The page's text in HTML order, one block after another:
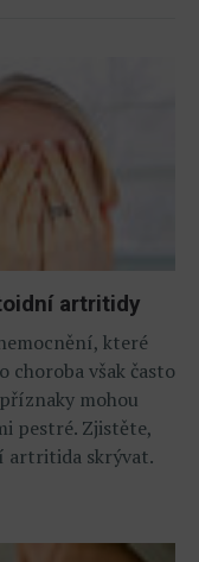
artritidy
které
choroba však často
mohou
pestré. Zjistěte,
artritida skrývat.